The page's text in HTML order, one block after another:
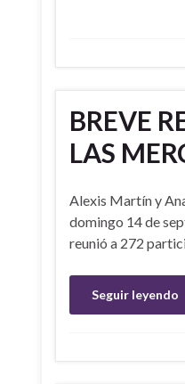
BREVE
LAS
Alexis Martín y
domingo 14 de
reunió a 272
Seguir leyendo